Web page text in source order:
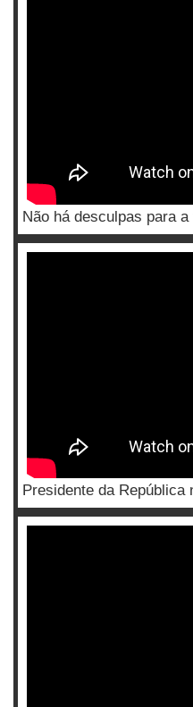
Não há desculpas para
Presidente da